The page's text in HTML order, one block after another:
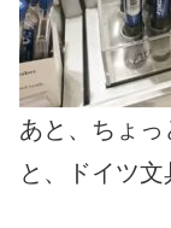
あと、ちょっ
と、ドイツ文